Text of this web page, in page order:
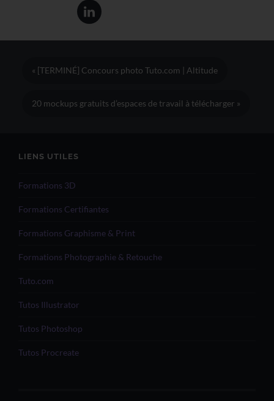
« [TERMINÉ] Concours photo Tuto.com | Altitude
20 mockups gratuits d’espaces de travail à télécharger »
LIENS UTILES
Formations 3D
Formations Certifiantes
Formations Graphisme & Print
Formations Photographie & Retouche
Tuto.com
Tutos Illustrator
Tutos Photoshop
Tutos Procreate